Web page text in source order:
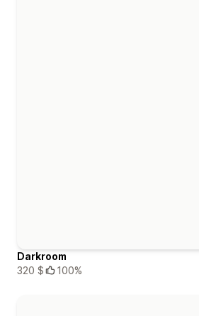
Darkroom
320 $
100%